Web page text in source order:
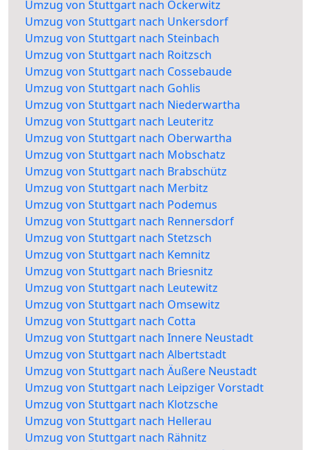
Umzug von Stuttgart nach Ockerwitz
Umzug von Stuttgart nach Unkersdorf
Umzug von Stuttgart nach Steinbach
Umzug von Stuttgart nach Roitzsch
Umzug von Stuttgart nach Cossebaude
Umzug von Stuttgart nach Gohlis
Umzug von Stuttgart nach Niederwartha
Umzug von Stuttgart nach Leuteritz
Umzug von Stuttgart nach Oberwartha
Umzug von Stuttgart nach Mobschatz
Umzug von Stuttgart nach Brabschütz
Umzug von Stuttgart nach Merbitz
Umzug von Stuttgart nach Podemus
Umzug von Stuttgart nach Rennersdorf
Umzug von Stuttgart nach Stetzsch
Umzug von Stuttgart nach Kemnitz
Umzug von Stuttgart nach Briesnitz
Umzug von Stuttgart nach Leutewitz
Umzug von Stuttgart nach Omsewitz
Umzug von Stuttgart nach Cotta
Umzug von Stuttgart nach Innere Neustadt
Umzug von Stuttgart nach Albertstadt
Umzug von Stuttgart nach Äußere Neustadt
Umzug von Stuttgart nach Leipziger Vorstadt
Umzug von Stuttgart nach Klotzsche
Umzug von Stuttgart nach Hellerau
Umzug von Stuttgart nach Rähnitz